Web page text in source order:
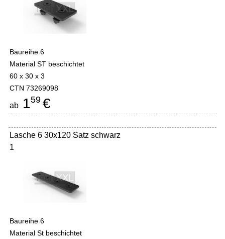
Baureihe 6
Material ST beschichtet
60 x 30 x 3
CTN 73269098
ab 159 €
Lasche 6 30x120 Satz schwarz
1
Baureihe 6
Material St beschichtet